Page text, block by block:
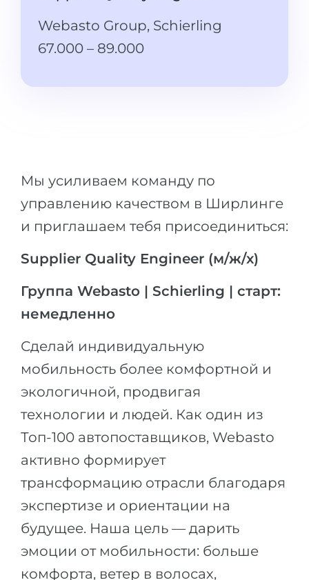
Курсы штудиенколлег
Специальные курсы
Математика
Портфолио
ГЕОГРАФИЯ
Земли
Города
ПРОФЕССИИ
Профессии
Специальности
Примеры вакансий
КАРЬЕРНОЕ ОРИЕНТИРОВАНИЕ
Тест Голланда
Тест Карта Интересов
Тест RIASEC
Успех
Бакалавриат
Магистратура
Колледжа
IB-Diploma
1 курса
2-3 курса
Бакалавриата
Физика
Менеджмент
Другая специальность
ПОСТУПАЕМ ИЗ...
Россия
Украина
Казахстан
Webasto Group, Schierling
67.000 – 89.000
Мы усиливаем команду по
управлению качеством в Ширлинге
и приглашаем тебя присоединиться:
Supplier Quality Engineer (м/ж/x)
Группа Webasto | Schierling | старт:
немедленно
Сделай индивидуальную
мобильность более комфортной и
экологичной, продвигая
технологии и людей. Как один из
Топ-100 автопоставщиков, Webasto
активно формирует
трансформацию отрасли благодаря
экспертизе и ориентации на
будущее. Наша цель — дарить
эмоции от мобильности: больше
комфорта, ветер в волосах,